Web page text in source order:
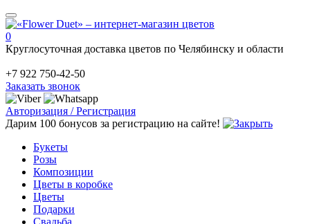
0
Круглосуточная доставка цветов по Челябинску и области
+7 922 750-42-50
Заказать звонок
Авторизация / Регистрация
Дарим 100 бонусов за регистрацию на сайте!
Букеты
Розы
Композиции
Цветы в коробке
Цветы
Подарки
Свадьба